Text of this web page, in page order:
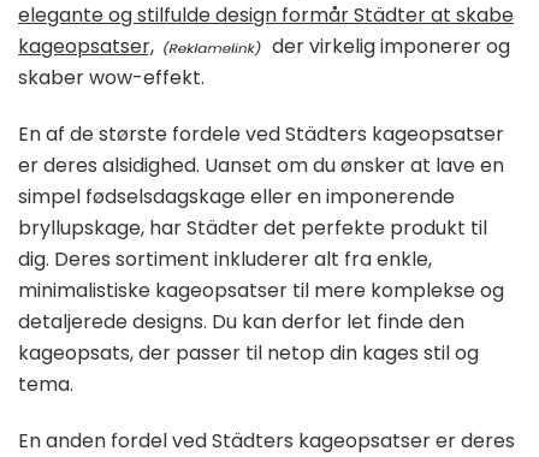
elegante og stilfulde design formår Städter at skabe
kageopsatser,
der virkelig imponerer og
skaber wow-effekt.
En af de største fordele ved Städters kageopsatser
er deres alsidighed. Uanset om du ønsker at lave en
simpel fødselsdagskage eller en imponerende
bryllupskage, har Städter det perfekte produkt til
dig. Deres sortiment inkluderer alt fra enkle,
minimalistiske kageopsatser til mere komplekse og
detaljerede designs. Du kan derfor let finde den
kageopsats, der passer til netop din kages stil og
tema.
En anden fordel ved Städters kageopsatser er deres